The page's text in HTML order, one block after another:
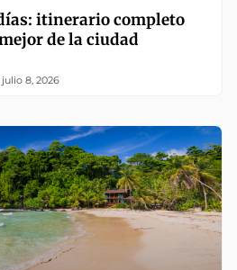
itinerario completo
de la ciudad
julio 8, 2026